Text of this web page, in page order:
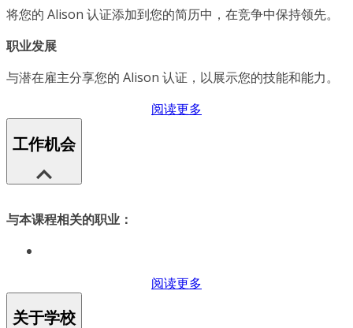
将您的 Alison 认证添加到您的简历中，在竞争中保持领先。
职业发展
与潜在雇主分享您的 Alison 认证，以展示您的技能和能力。
阅读更多
工作机会
与本课程相关的职业：
阅读更多
关于学校